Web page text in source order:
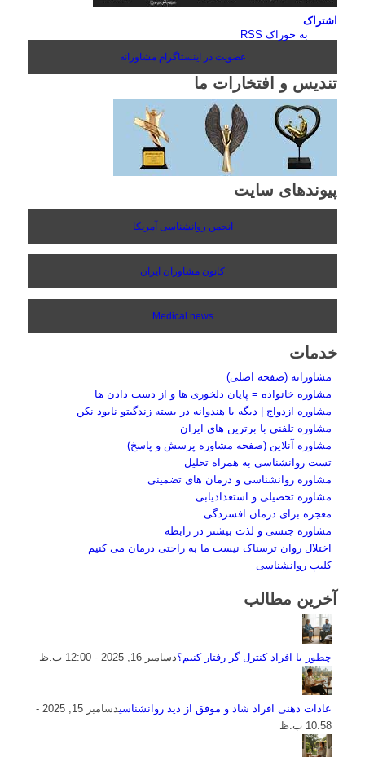
اشتراک
به خوراک RSS
عضویت در اینستاگرام مشاورانه
تندیس و افتخارات ما
پیوندهای سایت
انجمن روانشناسی آمریکا
کانون مشاوران ایران
Medical news
خدمات
مشاورانه (صفحه اصلی)
مشاوره خانواده = پایان دلخوری ها و از دست دادن ها
مشاوره ازدواج | دیگه با هندوانه در بسته زندگیتو نابود نکن
مشاوره تلفنی با برترین های ایران
مشاوره آنلاین (صفحه مشاوره پرسش و پاسخ)
تست روانشناسی به همراه تحلیل
مشاوره روانشناسی و درمان های تضمینی
مشاوره تحصیلی و استعدادیابی
معجزه برای درمان افسردگی
مشاوره جنسی و لذت بیشتر در رابطه
اختلال روان ترسناک نیست ما به راحتی درمان می کنیم
کلیپ روانشناسی
آخرین مطالب
چطور با افراد کنترل گر رفتار کنیم؟دسامبر 16, 2025 - 12:00 ب.ظ
عادات ذهنی افراد شاد و موفق از دید روانشناسی
دسامبر 15, 2025 -
10:58 ب.ظ